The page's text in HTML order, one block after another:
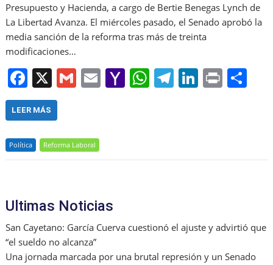
Presupuesto y Hacienda, a cargo de Bertie Benegas Lynch de
La Libertad Avanza. El miércoles pasado, el Senado aprobó la
media sanción de la reforma tras más de treinta
modificaciones…
F
a
c
e
b
k
X G
l
E Y
o
W
A
T
a
Li
dI
Pr
LEER MÁS
Política Reforma Laboral
Ultimas Noticias
San Cayetano: García Cuerva cuestionó el ajuste y advirtió que
“el sueldo no alcanza”
Una jornada marcada por una brutal represión y un Senado